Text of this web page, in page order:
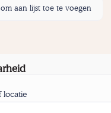
aan lijst toe te voegen
locatie